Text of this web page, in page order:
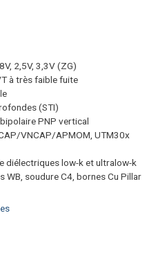
2,5V, 3,3V (ZG)
à très faible fuite
(STI)
PNP vertical
VNCAP/APMOM, UTM30x
diélectriques low-k et ultralow-k
WB, soudure C4, bornes Cu Pillar